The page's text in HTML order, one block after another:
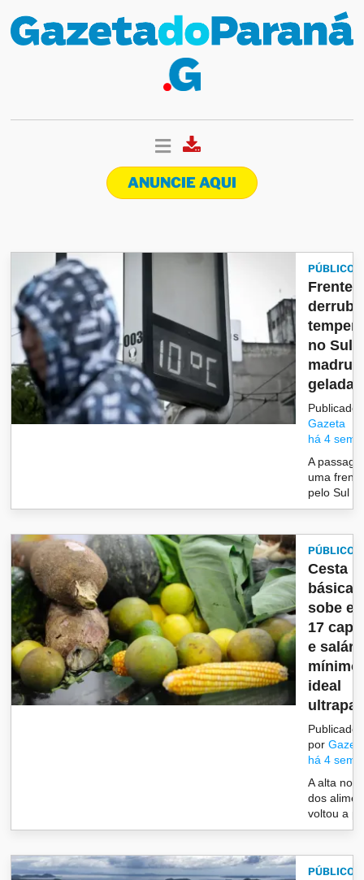
ANUNCIE AQUI
PÚBLICO
Frente
derruba
no Sul
Publicado
Gazeta
há 4
A
uma
pelo Sul
PÚBLICO
Cesta
básica
sobe
17
e
mínimo
ideal
Publicado
por
há 4
A alta no
dos
voltou a
PÚBLICO